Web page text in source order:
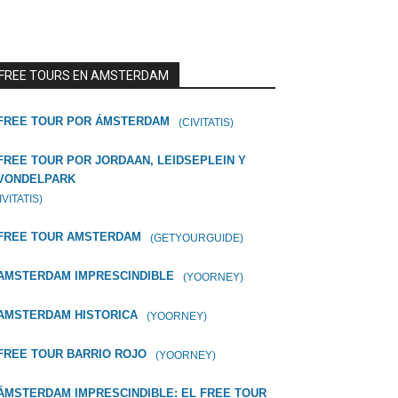
TOURS EN AMSTERDAM
TOUR POR ÁMSTERDAM (CIVITATIS)
TOUR POR JORDAAN, LEIDSEPLEIN Y
TOUR AMSTERDAM (GETYOURGUIDE)
IMPRESCINDIBLE (YOORNEY)
HISTORICA (YOORNEY)
TOUR BARRIO ROJO (YOORNEY)
IMPRESCINDIBLE: EL FREE TOUR